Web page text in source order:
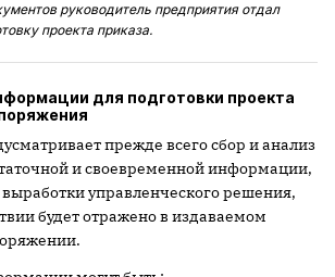
руководитель предприятия отдал
проекта приказа.
для подготовки проекта
прежде всего сбор и анализ
и своевременной информации,
управленческого решения,
будет отражено в ­издаваемом